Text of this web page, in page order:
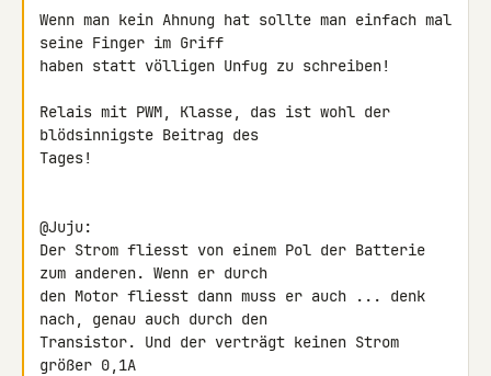
Wenn man kein Ahnung hat sollte man einfach mal
seine Finger im Griff
haben statt völligen Unfug zu schreiben!
Relais mit PWM, Klasse, das ist wohl der
blödsinnigste Beitrag des
Tages!
@Juju:
Der Strom fliesst von einem Pol der Batterie
zum anderen. Wenn er durch
den Motor fliesst dann muss er auch ... denk
nach, genau auch durch den
Transistor. Und der verträgt keinen Strom
größer 0,1A